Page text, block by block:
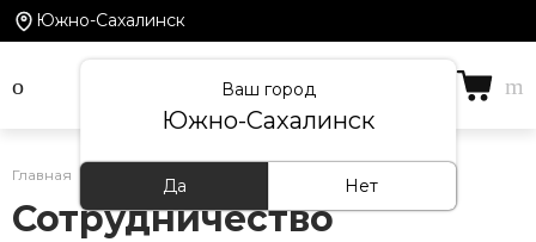
Южно-Сахалинск
Ваш город
Южно-Сахалинск
Да Нет
Главная Сотрудничество
Сотрудничество